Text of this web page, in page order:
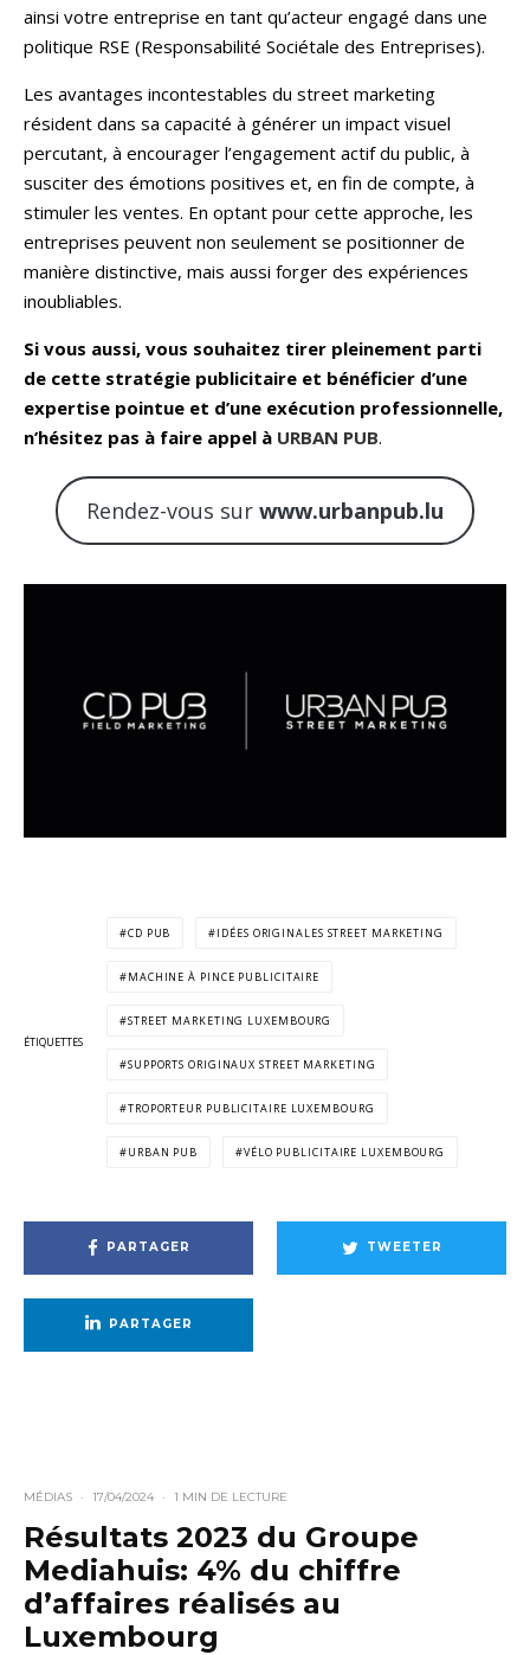
ainsi votre entreprise en tant qu’acteur engagé dans une
politique RSE (Responsabilité Sociétale des Entreprises).
Les avantages incontestables du street marketing
résident dans sa capacité à générer un impact visuel
percutant, à encourager l’engagement actif du public, à
susciter des émotions positives et, en fin de compte, à
stimuler les ventes. En optant pour cette approche, les
entreprises peuvent non seulement se positionner de
manière distinctive, mais aussi forger des expériences
inoubliables.
Si vous aussi, vous souhaitez tirer pleinement parti
de cette stratégie publicitaire et bénéficier d’une
expertise pointue et d’une exécution professionnelle,
n’hésitez pas à faire appel à URBAN PUB.
Rendez-vous sur www.urbanpub.lu
ÉTIQUETTES
CD PUB IDÉES ORIGINALES STREET MARKETING
MACHINE À PINCE PUBLICITAIRE
STREET MARKETING LUXEMBOURG
SUPPORTS ORIGINAUX STREET MARKETING
TROPORTEUR PUBLICITAIRE LUXEMBOURG
URBAN PUB VÉLO PUBLICITAIRE LUXEMBOURG
PARTAGER TWEETER
PARTAGER
MÉDIAS · 17/04/2024 · 1 MIN DE LECTURE
Résultats 2023 du Groupe
Mediahuis: 4% du chiffre
d’affaires réalisés au
Luxembourg